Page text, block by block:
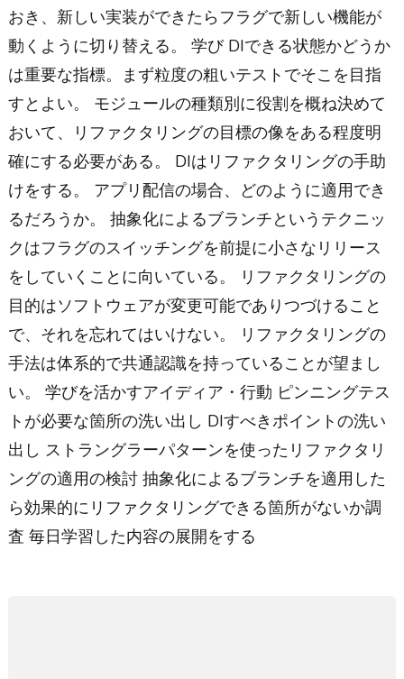
おき、新しい実装ができたらフラグで新しい機能が
動くように切り替える。 学び DIできる状態かどうか
は重要な指標。まず粒度の粗いテストでそこを目指
すとよい。 モジュールの種類別に役割を概ね決めて
おいて、リファクタリングの目標の像をある程度明
確にする必要がある。 DIはリファクタリングの手助
けをする。 アプリ配信の場合、どのように適用でき
るだろうか。 抽象化によるブランチというテクニッ
クはフラグのスイッチングを前提に小さなリリース
をしていくことに向いている。 リファクタリングの
目的はソフトウェアが変更可能でありつづけること
で、それを忘れてはいけない。 リファクタリングの
手法は体系的で共通認識を持っていることが望まし
い。 学びを活かすアイディア・行動 ピンニングテス
トが必要な箇所の洗い出し DIすべきポイントの洗い
出し ストラングラーパターンを使ったリファクタリ
ングの適用の検討 抽象化によるブランチを適用した
ら効果的にリファクタリングできる箇所がないか調
査 毎日学習した内容の展開をする